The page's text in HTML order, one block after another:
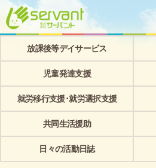
放課後等デイサービス
児童発達支援
就労移行支援･就労選択支援
共同生活援助
日々の活動日誌